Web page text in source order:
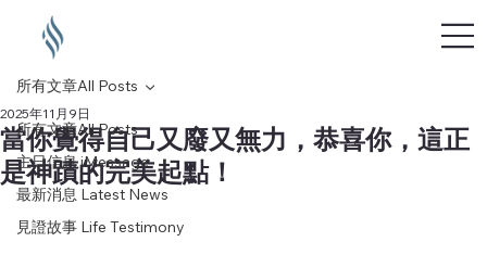
所有文章All Posts
主日信息 iMessage
最新消息 Latest News
見證故事 Life Testimony
所有文章All Posts
當你覺得自己又廢又無力，恭喜你，這正
是神蹟的完美起點！
2025年11月9日